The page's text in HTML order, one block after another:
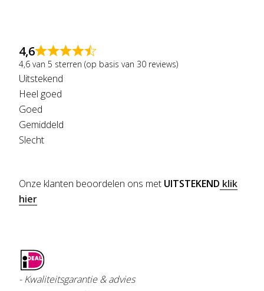
4,6
4,6 van 5 sterren (op basis van 30 reviews)
Uitstekend
Heel goed
Goed
Gemiddeld
Slecht
Onze klanten beoordelen ons met UITSTEKEND klik
hier
- Kwaliteitsgarantie & advies